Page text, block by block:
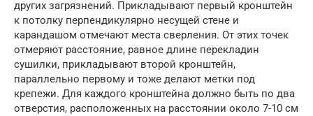
других загрязнений. Прикладывают первый кронштейн
к потолку перпендикулярно несущей стене и
карандашом отмечают места сверления. От этих точек
отмеряют расстояние, равное длине перекладин
сушилки, прикладывают второй кронштейн,
параллельно первому и тоже делают метки под
крепежи. Для каждого кронштейна должно быть по два
отверстия, расположенных на расстоянии около 7-10 см